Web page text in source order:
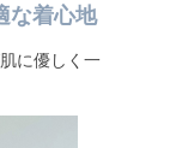
な着心地
に優しく一